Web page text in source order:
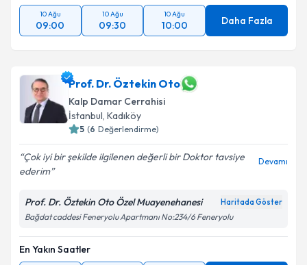
Takvim Talebini Gönder
10 Ağu
09:00
10 Ağu
09:30
10 Ağu
10:00 Daha Fazla
Prof. Dr. Öztekin Oto
Kalp Damar Cerrahisi
İstanbul, Kadıköy
5 (6 Değerlendirme)
Çok iyi bir şekilde ilgilenen değerli bir Doktor tavsiye
ederim
Devamı
Prof. Dr. Öztekin Oto Özel Muayenehanesi Haritada Göster
Bağdat caddesi Feneryolu Apartmanı No:234/6 Feneryolu
En Yakın Saatler